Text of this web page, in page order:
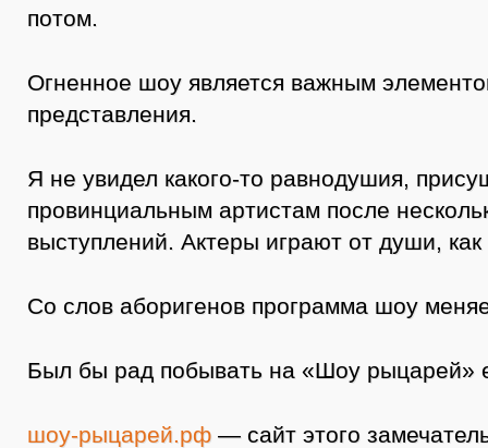
потом.
Огненное шоу является важным
представления.
Я не увидел какого-то равнодушия,
провинциальным артистам после
выступлений. Актеры играют от души,
Со слов аборигенов программа шоу
Был бы рад побывать на «Шоу рыцарей»
шоу-рыцарей.рф — сайт этого